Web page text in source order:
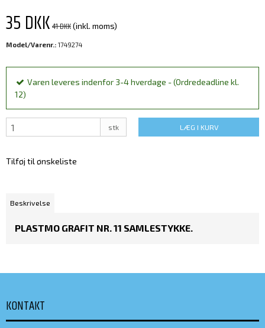
35 DKK41 DKK(inkl. moms)
Model/Varenr.: 1749274
Varen leveres indenfor 3-4 hverdage - (Ordredeadline kl.
12)
stk LÆG I KURV
Tilføj til ønskeliste
Beskrivelse
PLASTMO GRAFIT NR. 11 SAMLESTYKKE.
KONTAKT